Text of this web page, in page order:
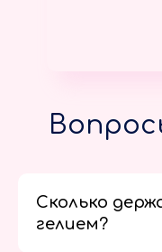
Сколько
гелием?